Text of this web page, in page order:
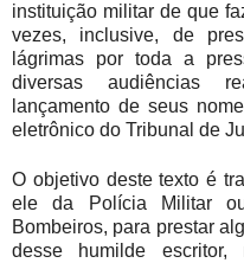
instituição militar de que
vezes, inclusive, de
lágrimas por toda a
diversas audiências
lançamento de seus
eletrônico do Tribunal de
O objetivo deste texto é
ele da Polícia Militar
Bombeiros, para prestar
desse humilde escritor,